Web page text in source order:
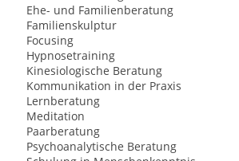
Ehe- und Familienberatung
Familienskulptur
Focusing
Hypnosetraining
Kinesiologische Beratung
Kommunikation in der Praxis
Lernberatung
Meditation
Paarberatung
Psychoanalytische Beratung